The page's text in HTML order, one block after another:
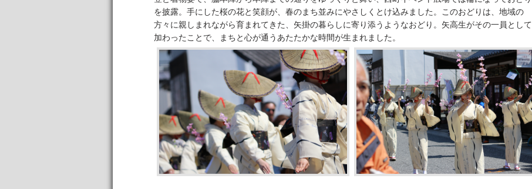
を披露。手にした桜の花と笑顔が、春のまち並みにやさしくとけ込みました。このおどりは、地域の
方々に親しまれながら育まれてきた、矢掛の暮らしに寄り添うようなおどり。矢高生がその一員として
加わったことで、まちと心が通うあたたかな時間が生まれました。